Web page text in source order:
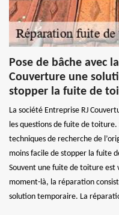
Pose de bâche avec
Couverture une
stopper la fuite de
La société Entreprise RJ
les questions de fuite de
techniques de recherche de
moins facile de stopper la fuite
Souvent une fuite de toiture est
moment-là, la réparation
solution temporaire. La